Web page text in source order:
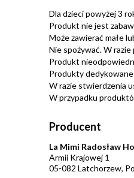
Dla dzieci powyżej 3
Produkt nie jest
Może zawierać małe
Nie spożywać. W
Produkt
Produkty
W razie stwierdzenia
W przypadku
Producent
La Mimi Radosław
Armii Krajowej 1
05-082 Latchorzew,